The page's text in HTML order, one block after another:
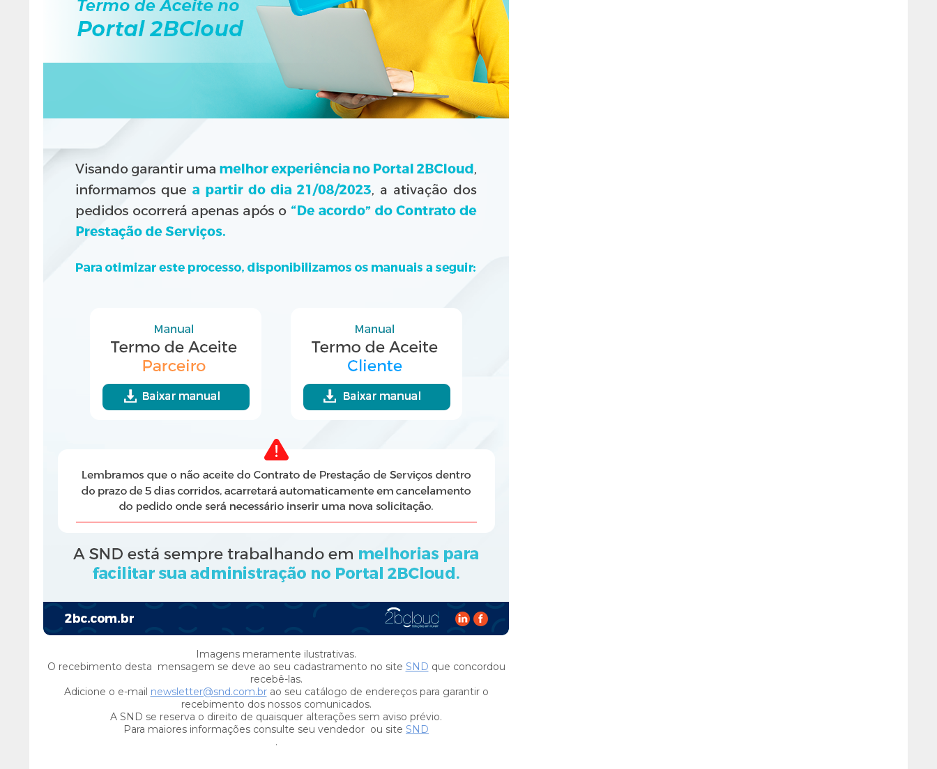
Imagens meramente ilustrativas.
O recebimento desta mensagem se deve ao seu cadastramento no site SND que concordou
recebê-las.
Adicione o e-mail newsletter@snd.com.brao seu catálogo de endereços para garantir o
recebimento dos nossos comunicados.
A SND se reserva o direito de quaisquer alterações sem aviso prévio.
Para maiores informações consulte seu vendedor ou site SND
.